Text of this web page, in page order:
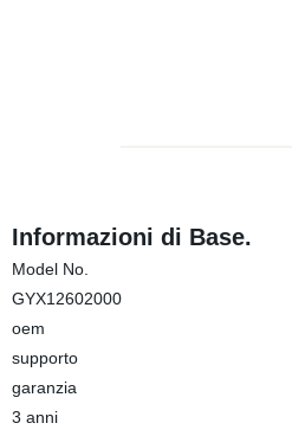
Informazioni di Base.
Model No.
GYX12602000
oem
supporto
garanzia
3 anni